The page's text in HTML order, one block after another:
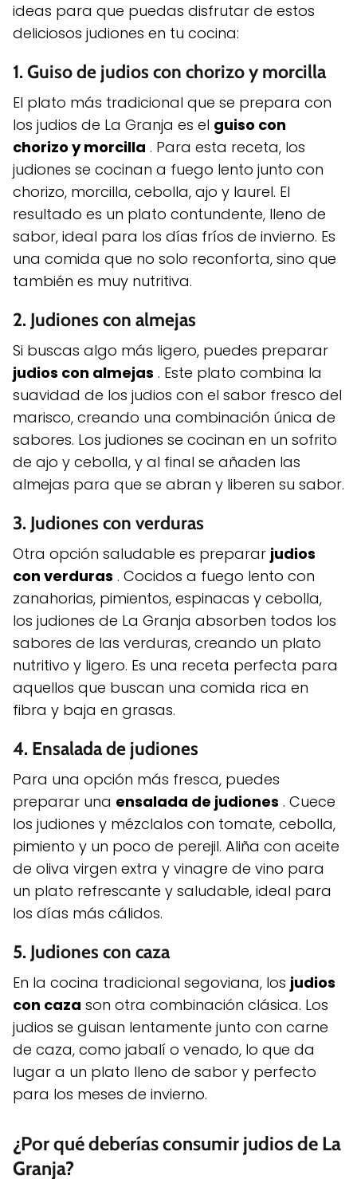
ideas para que puedas disfrutar de estos
deliciosos judiones en tu cocina:
1. Guiso de judios con chorizo ​​y morcilla
El plato más tradicional que se prepara con
los judios de La Granja es el guiso con
chorizo ​​y morcilla . Para esta receta, los
judiones se cocinan a fuego lento junto con
chorizo, morcilla, cebolla, ajo y laurel. El
resultado es un plato contundente, lleno de
sabor, ideal para los días fríos de invierno. Es
una comida que no solo reconforta, sino que
también es muy nutritiva.
2. Judiones con almejas
Si buscas algo más ligero, puedes preparar
judios con almejas . Este plato combina la
suavidad de los judios con el sabor fresco del
marisco, creando una combinación única de
sabores. Los judiones se cocinan en un sofrito
de ajo y cebolla, y al final se añaden las
almejas para que se abran y liberen su sabor.
3. Judiones con verduras
Otra opción saludable es preparar judios
con verduras . Cocidos a fuego lento con
zanahorias, pimientos, espinacas y cebolla,
los judiones de La Granja absorben todos los
sabores de las verduras, creando un plato
nutritivo y ligero. Es una receta perfecta para
aquellos que buscan una comida rica en
fibra y baja en grasas.
4. Ensalada de judiones
Para una opción más fresca, puedes
preparar una ensalada de judiones . Cuece
los judiones y mézclalos con tomate, cebolla,
pimiento y un poco de perejil. Aliña con aceite
de oliva virgen extra y vinagre de vino para
un plato refrescante y saludable, ideal para
los días más cálidos.
5. Judiones con caza
En la cocina tradicional segoviana, los judios
con caza son otra combinación clásica. Los
judios se guisan lentamente junto con carne
de caza, como jabalí o venado, lo que da
lugar a un plato lleno de sabor y perfecto
para los meses de invierno.
¿Por qué deberías consumir judios de La
Granja?